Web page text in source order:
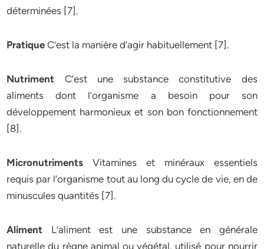
déterminées [7].
PratiqueC’est la manière d’agir habituellement [7].
Nutriment C’est une substance constitutive des
aliments dont l’organisme a besoin pour son
développement harmonieux et son bon fonctionnement
[8].
MicronutrimentsVitamines et minéraux essentiels
requis par l’organisme tout au long du cycle de vie, en de
minuscules quantités [7].
Aliment L’aliment est une substance en générale
naturelle du règne animal ou végétal, utilisé pour nourrir